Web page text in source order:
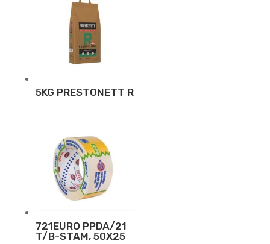
5KG PRESTONETT R
721EURO PPDA/21
T/B-STAM, 50X25